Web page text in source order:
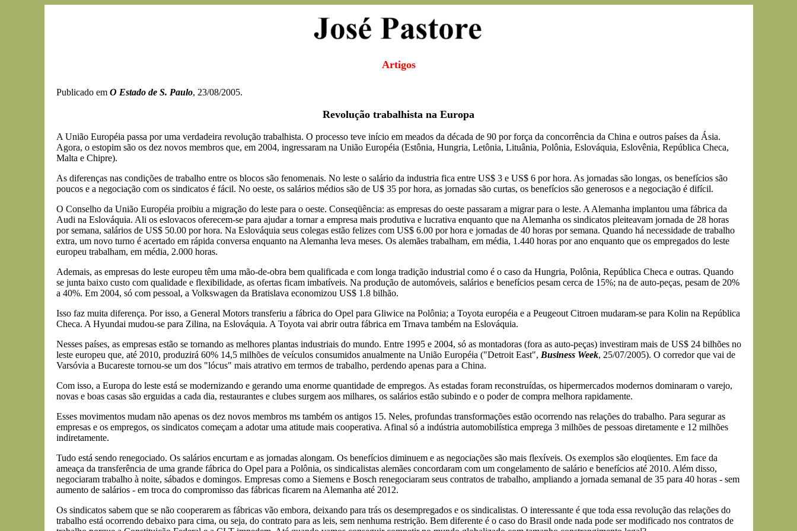
Artigos
Publicado em O Estado de S. Paulo, 23/08/2005.
Revolução trabalhista na Europa
A União Européia passa por uma verdadeira revolução trabalhista. O processo teve início em meados da década de 90 por força da concorrência da China e outros países da Ásia.
Agora, o estopim são os dez novos membros que, em 2004, ingressaram na União Européia (Estônia, Hungria, Letônia, Lituânia, Polônia, Eslováquia, Eslovênia, República Checa,
Malta e Chipre).
As diferenças nas condições de trabalho entre os blocos são fenomenais. No leste o salário da industria fica entre US$ 3 e US$ 6 por hora. As jornadas são longas, os benefícios são
poucos e a negociação com os sindicatos é fácil. No oeste, os salários médios são de U$ 35 por hora, as jornadas são curtas, os benefícios são generosos e a negociação é difícil.
O Conselho da União Européia proibiu a migração do leste para o oeste. Conseqüência: as empresas do oeste passaram a migrar para o leste. A Alemanha implantou uma fábrica da
Audi na Eslováquia. Ali os eslovacos oferecem-se para ajudar a tornar a empresa mais produtiva e lucrativa enquanto que na Alemanha os sindicatos pleiteavam jornada de 28 horas
por semana, salários de US$ 50.00 por hora. Na Eslováquia seus colegas estão felizes com US$ 6.00 por hora e jornadas de 40 horas por semana. Quando há necessidade de trabalho
extra, um novo turno é acertado em rápida conversa enquanto na Alemanha leva meses. Os alemães trabalham, em média, 1.440 horas por ano enquanto que os empregados do leste
europeu trabalham, em média, 2.000 horas.
Ademais, as empresas do leste europeu têm uma mão-de-obra bem qualificada e com longa tradição industrial como é o caso da Hungria, Polônia, República Checa e outras. Quando
se junta baixo custo com qualidade e flexibilidade, as ofertas ficam imbatíveis. Na produção de automóveis, salários e benefícios pesam cerca de 15%; na de auto-peças, pesam de 20%
a 40%. Em 2004, só com pessoal, a Volkswagen da Bratislava economizou US$ 1.8 bilhão.
Isso faz muita diferença. Por isso, a General Motors transferiu a fábrica do Opel para Gliwice na Polônia; a Toyota européia e a Peugeout Citroen mudaram-se para Kolin na República
Checa. A Hyundai mudou-se para Zilina, na Eslováquia. A Toyota vai abrir outra fábrica em Trnava também na Eslováquia.
Nesses países, as empresas estão se tornando as melhores plantas industriais do mundo. Entre 1995 e 2004, só as montadoras (fora as auto-peças) investiram mais de US$ 24 bilhões no
leste europeu que, até 2010, produzirá 60% 14,5 milhões de veículos consumidos anualmente na União Européia ("Detroit East", Business Week, 25/07/2005). O corredor que vai de
Varsóvia a Bucareste tornou-se um dos "lócus" mais atrativo em termos de trabalho, perdendo apenas para a China.
Com isso, a Europa do leste está se modernizando e gerando uma enorme quantidade de empregos. As estadas foram reconstruídas, os hipermercados modernos dominaram o varejo,
novas e boas casas são erguidas a cada dia, restaurantes e clubes surgem aos milhares, os salários estão subindo e o poder de compra melhora rapidamente.
Esses movimentos mudam não apenas os dez novos membros ms também os antigos 15. Neles, profundas transformações estão ocorrendo nas relações do trabalho. Para segurar as
empresas e os empregos, os sindicatos começam a adotar uma atitude mais cooperativa. Afinal só a indústria automobilística emprega 3 milhões de pessoas diretamente e 12 milhões
indiretamente.
Tudo está sendo renegociado. Os salários encurtam e as jornadas alongam. Os benefícios diminuem e as negociações são mais flexíveis. Os exemplos são eloqüentes. Em face da
ameaça da transferência de uma grande fábrica do Opel para a Polônia, os sindicalistas alemães concordaram com um congelamento de salário e benefícios até 2010. Além disso,
negociaram trabalho à noite, sábados e domingos. Empresas como a Siemens e Bosch renegociaram seus contratos de trabalho, ampliando a jornada semanal de 35 para 40 horas - sem
aumento de salários - em troca do compromisso das fábricas ficarem na Alemanha até 2012.
Os sindicatos sabem que se não cooperarem as fábricas vão embora, deixando para trás os desempregados e os sindicalistas. O interessante é que toda essa revolução das relações do
trabalho está ocorrendo debaixo para cima, ou seja, do contrato para as leis, sem nenhuma restrição. Bem diferente é o caso do Brasil onde nada pode ser modificado nos contratos de